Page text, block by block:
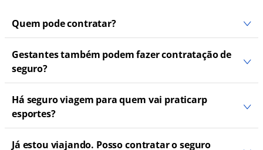
Quem pode contratar?
Gestantes também podem fazer contratação de
seguro?
Há seguro viagem para quem vai praticarp
esportes?
Já estou viajando. Posso contratar o seguro